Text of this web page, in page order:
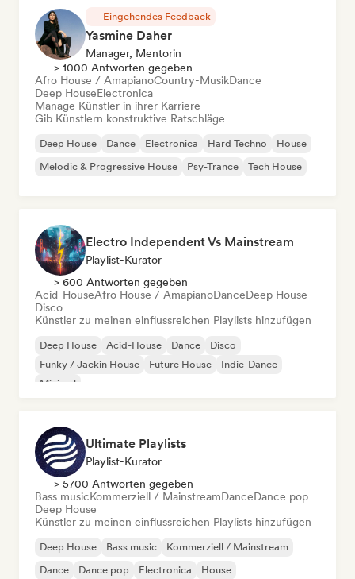
Eingehendes Feedback
Yasmine Daher
Manager, Mentorin
> 1000 Antworten gegeben
Afro House / AmapianoCountry-MusikDance
Deep HouseElectronica
Manage Künstler in ihrer Karriere
Gib Künstlern konstruktive Ratschläge
Deep House Dance Electronica Hard Techno
House
Melodic & Progressive House
Psy-Trance Tech House
Electro Independent Vs Mainstream
Playlist-Kurator
> 600 Antworten gegeben
Acid-HouseAfro House / AmapianoDanceDeep House
Disco
Künstler zu meinen einflussreichen Playlists hinzufügen
Deep House Acid-House Dance
Disco
Funky / Jackin House
Future House
Indie-Dance
Minimal
Ultimate Playlists
Playlist-Kurator
> 5700 Antworten gegeben
Bass musicKommerziell / MainstreamDanceDance pop
Deep House
Künstler zu meinen einflussreichen Playlists hinzufügen
Deep House Bass music
Kommerziell / Mainstream
Dance
Dance pop Electronica House